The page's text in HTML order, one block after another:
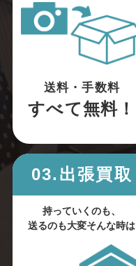
送料・手数料
すべて無料！
03.出張買取
持っていくのも、
送るのも大変そんな時は